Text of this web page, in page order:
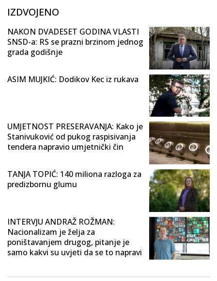
IZDVOJENO
NAKON DVADESET GODINA VLASTI
SNSD-a: RS se prazni brzinom jednog
grada godišnje
ASIM MUJKIĆ: Dodikov Kec iz rukava
UMJETNOST PRESERAVANJA: Kako je
Stanivuković od pukog raspisivanja
tendera napravio umjetnički čin
TANJA TOPIĆ: 140 miliona razloga za
predizbornu glumu
INTERVJU ANDRAŽ ROŽMAN:
Nacionalizam je želja za
poništavanjem drugog, pitanje je
samo kakvi su uvjeti da se to napravi